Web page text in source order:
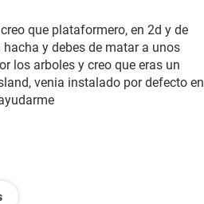
que plataformero, en 2d y de
y debes de matar a unos
los arboles y creo que eras un
venia instalado por defecto en